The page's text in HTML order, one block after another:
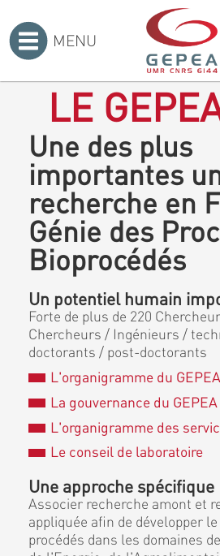
MENU
LE
Une des plus
importantes
recherche en
Génie des
Bioprocédés
Un potentiel humain
Forte de plus de 220
Chercheurs / Ingénieurs /
doctorants / post-doctorants
L'organigramme du GEPEA
La gouvernance du GEPEA
L'organigramme des
Le conseil de laboratoire
Une approche spécifique
Associer recherche amont et
appliquée afin de développer le
procédés dans les domaines